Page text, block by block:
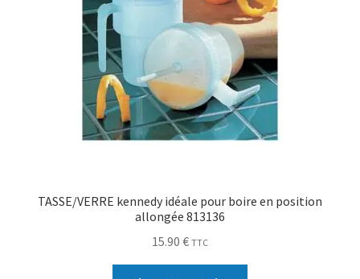
TASSE/VERRE kennedy idéale pour boire en position
allongée 813136
15.90 € TTC